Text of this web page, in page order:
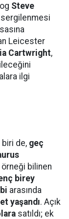
Steve
Leicester
Cartwright,
ilgi
biri de, geç
bilinen
birey
arasında
yaşandı. Açık
satıldı; ek